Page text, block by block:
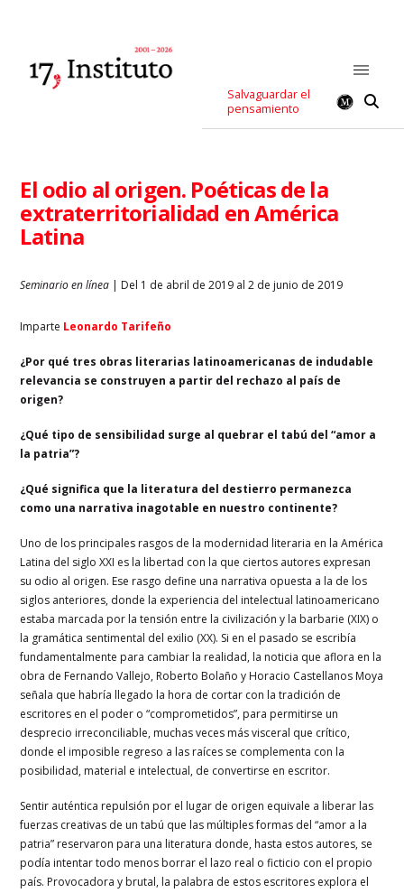
Salvaguardar el
pensamiento
El odio al origen. Poéticas de la
extraterritorialidad en América
Latina
Seminario en línea | Del 1 de abril de 2019 al 2 de junio de 2019
Imparte Leonardo Tarifeño
¿Por qué tres obras literarias latinoamericanas de indudable
relevancia se construyen a partir del rechazo al país de
origen?
¿Qué tipo de sensibilidad surge al quebrar el tabú del “amor a
la patria”?
¿Qué significa que la literatura del destierro permanezca
como una narrativa inagotable en nuestro continente?
Uno de los principales rasgos de la modernidad literaria en la América
Latina del siglo XXI es la libertad con la que ciertos autores expresan
su odio al origen. Ese rasgo define una narrativa opuesta a la de los
siglos anteriores, donde la experiencia del intelectual latinoamericano
estaba marcada por la tensión entre la civilización y la barbarie (XIX) o
la gramática sentimental del exilio (XX). Si en el pasado se escribía
fundamentalmente para cambiar la realidad, la noticia que aflora en la
obra de Fernando Vallejo, Roberto Bolaño y Horacio Castellanos Moya
señala que habría llegado la hora de cortar con la tradición de
escritores en el poder o “comprometidos”, para permitirse un
desprecio irreconciliable, muchas veces más visceral que crítico,
donde el imposible regreso a las raíces se complementa con la
posibilidad, material e intelectual, de convertirse en escritor.
Sentir auténtica repulsión por el lugar de origen equivale a liberar las
fuerzas creativas de un tabú que las múltiples formas del “amor a la
patria” reservaron para una literatura donde, hasta estos autores, se
podía intentar todo menos borrar el lazo real o ficticio con el propio
país. Provocadora y brutal, la palabra de estos escritores explora el